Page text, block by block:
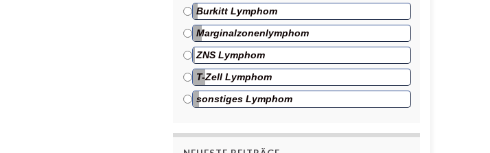
Burkitt Lymphom
Marginalzonenlymphom
ZNS Lymphom
T-Zell Lymphom
sonstiges Lymphom